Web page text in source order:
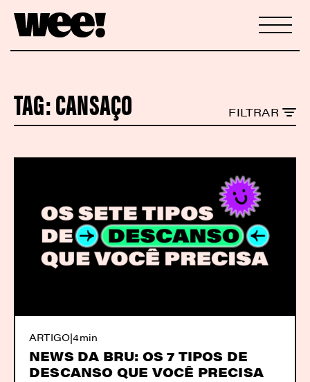
TAG:CANSAÇO FILTRAR
ARTIGO|4min
NEWS DA BRU: OS 7 TIPOS DE
DESCANSO QUE VOCÊ PRECISA